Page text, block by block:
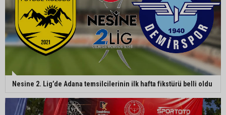
Büyükşehirden üreticiye 168 adet süt sağım
makinesi
Ayhan Barut: "Sıcaklar yaşam hakkını tehdit
Nesine 2. Lig’de Adana temsilcilerinin ilk hafta fikstürü belli oldu